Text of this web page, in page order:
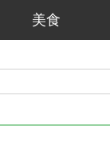
美食